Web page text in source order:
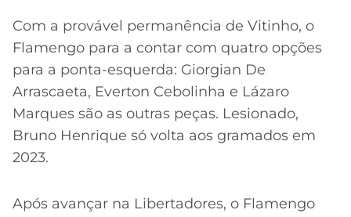
Com a provável permanência de Vitinho, o
Flamengo para a contar com quatro opções
para a ponta-esquerda: Giorgian De
Arrascaeta, Everton Cebolinha e Lázaro
Marques são as outras peças. Lesionado,
Bruno Henrique só volta aos gramados em
2023.
Após avançar na Libertadores, o Flamengo